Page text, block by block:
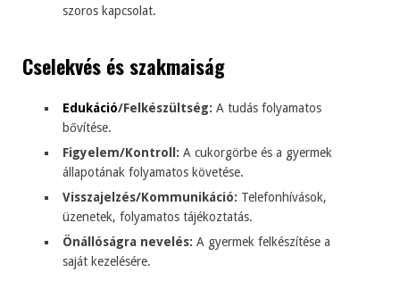
szoros kapcsolat.
Cselekvés és szakmaiság
Edukáció/Felkészültség: A tudás folyamatos
bővítése.
Figyelem/Kontroll: A cukorgörbe és a gyermek
állapotának folyamatos követése.
Visszajelzés/Kommunikáció: Telefonhívások,
üzenetek, folyamatos tájékoztatás.
Önállóságra nevelés: A gyermek felkészítése a
saját kezelésére.